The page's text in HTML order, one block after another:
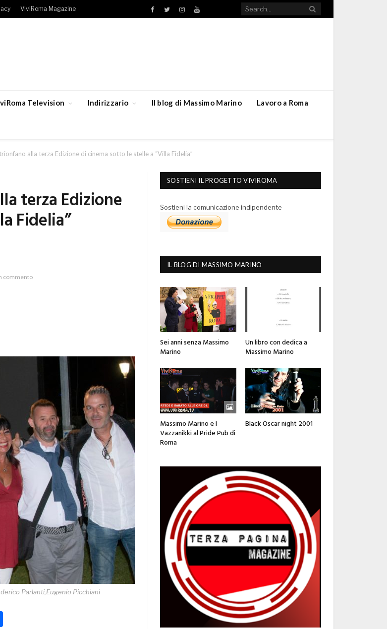
ViviRoma Magazine Facebook
TwitterInstagramYouTube
Television Indirizzario Il blog di Massimo Marino Lavoro a Roma
alla terza Edizione di cinema sotto le stelle a “Villa Fidelia”
terza Edizione
Fidelia”
commento
Parlanti,Eugenio Picchiani
SOSTIENI IL PROGETTO VIVIROMA
Sostieni la comunicazione indipendente
IL BLOG DI MASSIMO MARINO
Sei anni senza Massimo
Marino
Un libro con dedica a
Massimo Marino
Massimo Marino e I
Vazzanikki al Pride Pub di
Roma
Black Oscar night 2001